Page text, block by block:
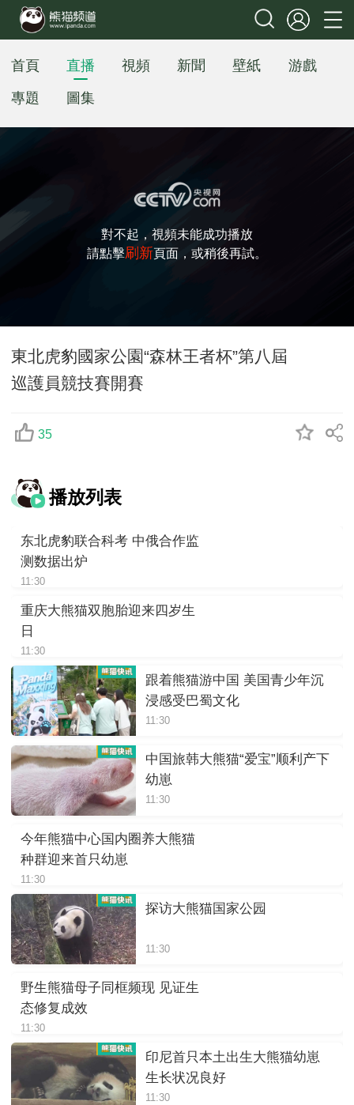
首頁 直播 視頻 新聞 壁紙
游戲
專題
圖集
對不起，視頻未能成功播放
請點擊刷新頁面，或稍後再試。
東北虎豹國家公園“森林王者杯”第八屆
巡護員競技賽開賽
35
播放列表
东北虎豹联合科考 中俄合作监
测数据出炉
11:30
重庆大熊猫双胞胎迎来四岁生
日
11:30
跟着熊猫游中国 美国青少年沉
浸感受巴蜀文化
11:30
中国旅韩大熊猫“爱宝”顺利产下
幼崽
11:30
今年熊猫中心国内圈养大熊猫
种群迎来首只幼崽
11:30
探访大熊猫国家公园
11:30
野生熊猫母子同框频现 见证生
态修复成效
11:30
印尼首只本土出生大熊猫幼崽
生长状况良好
11:30